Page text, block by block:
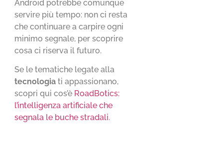
Android potrebbe comunque
servire più tempo: non ci resta
che continuare a carpire ogni
minimo segnale, per scoprire
cosa ci riserva il futuro.
Se le tematiche legate alla
tecnologia ti appassionano,
scopri qui cos’è RoadBotics:
l’intelligenza artificiale che
segnala le buche stradali.